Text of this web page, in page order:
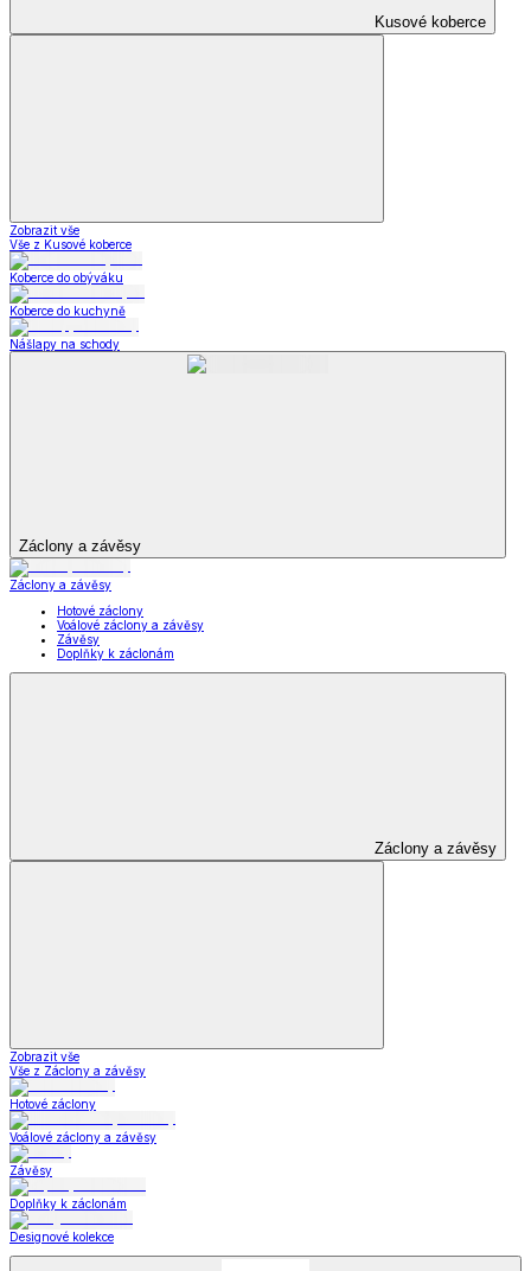
Kusové koberce
Zobrazit vše
Vše z Kusové koberce
Koberce do obýváku
Koberce do kuchyně
Nášlapy na schody
Záclony a závěsy
Záclony a závěsy
Hotové záclony
Voálové záclony a závěsy
Závěsy
Doplňky k záclonám
Záclony a závěsy
Zobrazit vše
Vše z Záclony a závěsy
Hotové záclony
Voálové záclony a závěsy
Závěsy
Doplňky k záclonám
Designové kolekce